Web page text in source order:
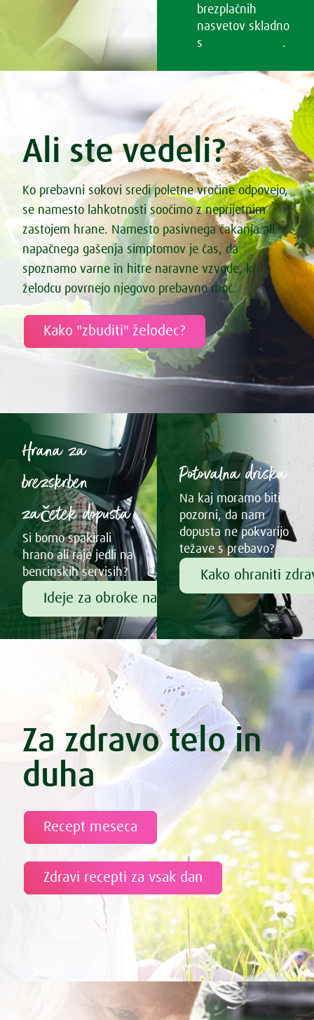
brezplačnih
nasvetov skladno
s
.
Ali ste vedeli?
Ko prebavni sokovi sredi poletne vročine odpovejo,
se namesto lahkotnosti soočimo z neprijetnim
zastojem hrane. Namesto pasivnega čakanja ali
napačnega gašenja simptomov je čas, da
spoznamo varne in hitre naravne vzvode, ki
želodcu povrnejo njegovo prebavno moč.
Kako "zbuditi" želodec?
Hrana za
brezskrben
začetek dopusta
Si bomo spakirali
hrano ali raje jedli na
bencinskih servisih?
Ideje za obroke na poti
Potovalna driska
Na kaj moramo biti
pozorni, da nam
dopusta ne pokvarijo
težave s prebavo?
Kako ohraniti
Za zdravo telo in
duha
Recept meseca
Zdravi recepti za vsak dan